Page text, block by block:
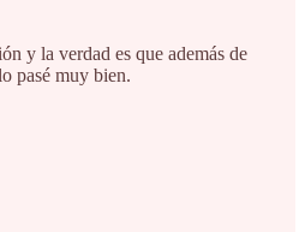
y la verdad es que además de
pasé muy bien.